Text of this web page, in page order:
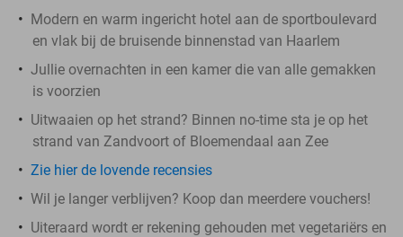
Modern en warm ingericht hotel aan de sportboulevard
en vlak bij de bruisende binnenstad van Haarlem
Jullie overnachten in een kamer die van alle gemakken
is voorzien
Uitwaaien op het strand? Binnen no-time sta je op het
strand van Zandvoort of Bloemendaal aan Zee
Zie hier de lovende recensies
Wil je langer verblijven? Koop dan meerdere vouchers!
Uiteraard wordt er rekening gehouden met vegetariërs en